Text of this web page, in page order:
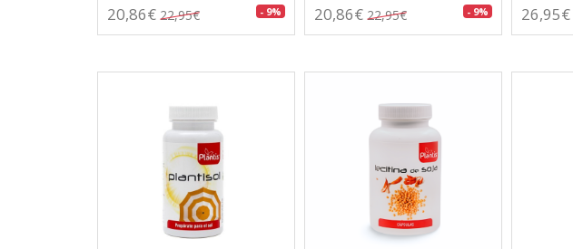
20,86€ 22,95€ - 9% 20,86€ 22,95€ - 9% 26,95€